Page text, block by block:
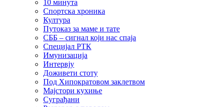
10 минута
Спортска хроника
Култура
Путоказ за маме и тате
СББ – сигнал који нас спаја
Специјал РТК
Имунизација
Интервју
Доживети стоту
Под Хипократовом заклетвом
Мајстори кухиње
Суграђани